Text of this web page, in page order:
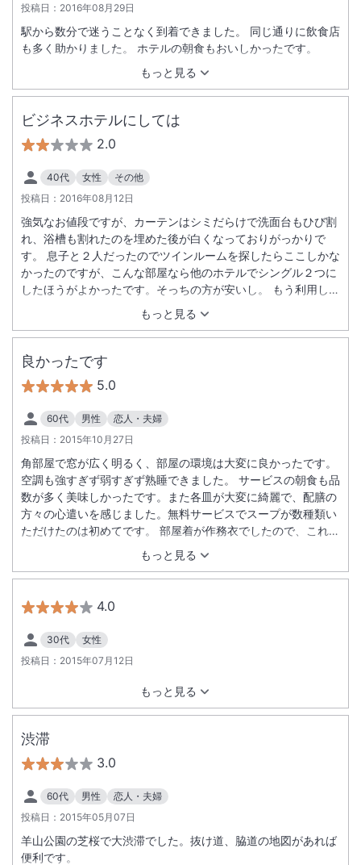
投稿日： 2016年08月29日
もっと見る
駅から数分で迷うことなく到着できました。 同じ通りに飲食店
も多く助かりました。 ホテルの朝食もおいしかったです。
ビジネスホテルにしては
2.0
40代 女性
その他
投稿日： 2016年08月12日
もっと見る
強気なお値段ですが、カーテンはシミだらけで洗面台もひび割
れ、浴槽も割れたのを埋めた後が白くなっておりがっかりで
す。 息子と２人だったのでツインルームを探したらここしかな
かったのですが、こんな部屋なら他のホテルでシングル２つに
したほうがよかったです。そっちの方が安いし。 もう利用しま
良かったです
5.0
60代 男性
恋人・夫婦
投稿日： 2015年10月27日
もっと見る
角部屋で窓が広く明るく、部屋の環境は大変に良かったです。
空調も強すぎず弱すぎず熟睡できました。 サービスの朝食も品
数が多く美味しかったです。また各皿が大変に綺麗で、配膳の
方々の心遣いを感じました。無料サービスでスープが数種類い
ただけたのは初めてです。 部屋着が作務衣でしたので、これも
また着心地が良く気に入りました。 ということでほぼ満点の宿
でした。また機会があればお世話になります。ありがとうござ
いました。
4.0
30代
女性
投稿日： 2015年07月12日
もっと見る
渋滞
3.0
60代 男性
恋人・夫婦
投稿日： 2015年05月07日
羊山公園の芝桜で大渋滞でした。抜け道、脇道の地図があれば
便利です。